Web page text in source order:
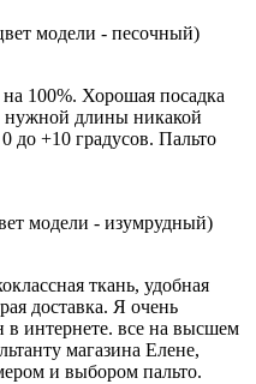
модели - песочный)
100%. Хорошая посадка
нужной длины никакой
до +10 градусов. Пальто
модели - изумрудный)
ткань, удобная
доставка. Я очень
в интернете. все на высшем
магазина Елене,
и выбором пальто.